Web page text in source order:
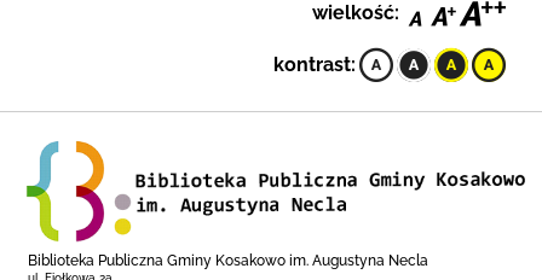
wielkość:
kontrast:
Biblioteka Publiczna Gminy Kosakowo im. Augustyna Necla